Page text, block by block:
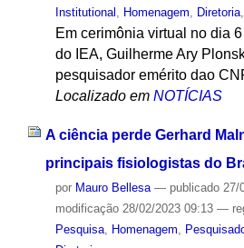
Institutional , Homenagem, Diretoria,
Em cerimônia virtual no dia
do IEA, Guilherme Ary
pesquisador emérito dao
Localizado em NOTÍCIAS
A ciência perde Gerhard
principais fisiologistas do
por Mauro Bellesa — publicado27/
modificação28/02/2023 09:13 —
Pesquisa, Homenagem,